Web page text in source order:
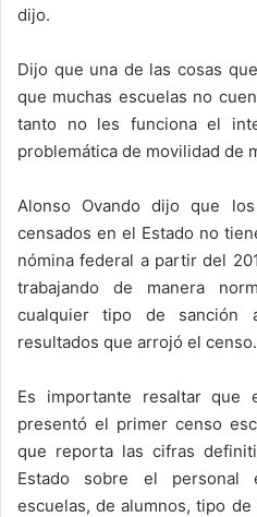
dijo.
Dijo que una de las cosas
que muchas escuelas no
tanto no les funciona el
problemática de movilidad de
Alonso Ovando dijo que
censados en el Estado no
nómina federal a partir del
trabajando de manera
cualquier tipo de sanción
resultados que arrojó el censo.
Es importante resaltar
presentó el primer censo
que reporta las cifras
Estado sobre el personal
escuelas, de alumnos, tipo